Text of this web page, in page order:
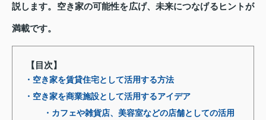
説します。空き家の可能性を広げ、未来につなげるヒントが
満載です。
【目次】
・空き家を賃貸住宅として活用する方法
・空き家を商業施設として活用するアイデア
・カフェや雑貨店、美容室などの店舗としての活用